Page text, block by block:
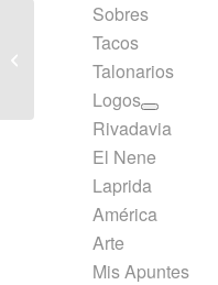
Sobres
Tacos
Talonarios
Logos
Rivadavia
El Nene
Laprida
América
Arte
Mis Apuntes
Carpeta Arte A4 Ninfa 2
Cuadriculado